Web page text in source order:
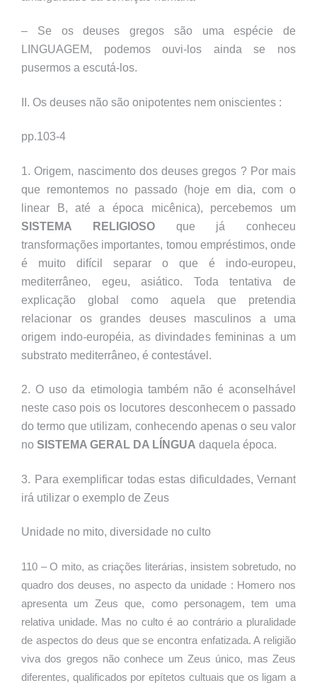
– Se os deuses gregos são uma espécie de
LINGUAGEM, podemos ouvi-los ainda se nos
pusermos a escutá-los.
II. Os deuses não são onipotentes nem oniscientes :
pp.103-4
1. Origem, nascimento dos deuses gregos ? Por mais
que remontemos no passado (hoje em dia, com o
linear B, até a época micênica), percebemos um
SISTEMA RELIGIOSOque já conheceu
transformações importantes, tomou empréstimos, onde
é muito difícil separar o que é indo-europeu,
mediterrâneo, egeu, asiático. Toda tentativa de
explicação global como aquela que pretendia
relacionar os grandes deuses masculinos a uma
origem indo-européia, as divindades femininas a um
substrato mediterrâneo, é contestável.
2. O uso da etimologia também não é aconselhável
neste caso pois os locutores desconhecem o passado
do termo que utilizam, conhecendo apenas o seu valor
no SISTEMA GERAL DA LÍNGUA daquela época.
3. Para exemplificar todas estas dificuldades, Vernant
irá utilizar o exemplo de Zeus
Unidade no mito, diversidade no culto
110 – O mito, as criações literárias, insistem sobretudo, no
quadro dos deuses, no aspecto da unidade : Homero nos
apresenta um Zeus que, como personagem, tem uma
relativa unidade. Mas no culto é ao contrário a pluralidade
de aspectos do deus que se encontra enfatizada. A religião
viva dos gregos não conhece um Zeus único, mas Zeus
diferentes, qualificados por epítetos cultuais que os ligam a